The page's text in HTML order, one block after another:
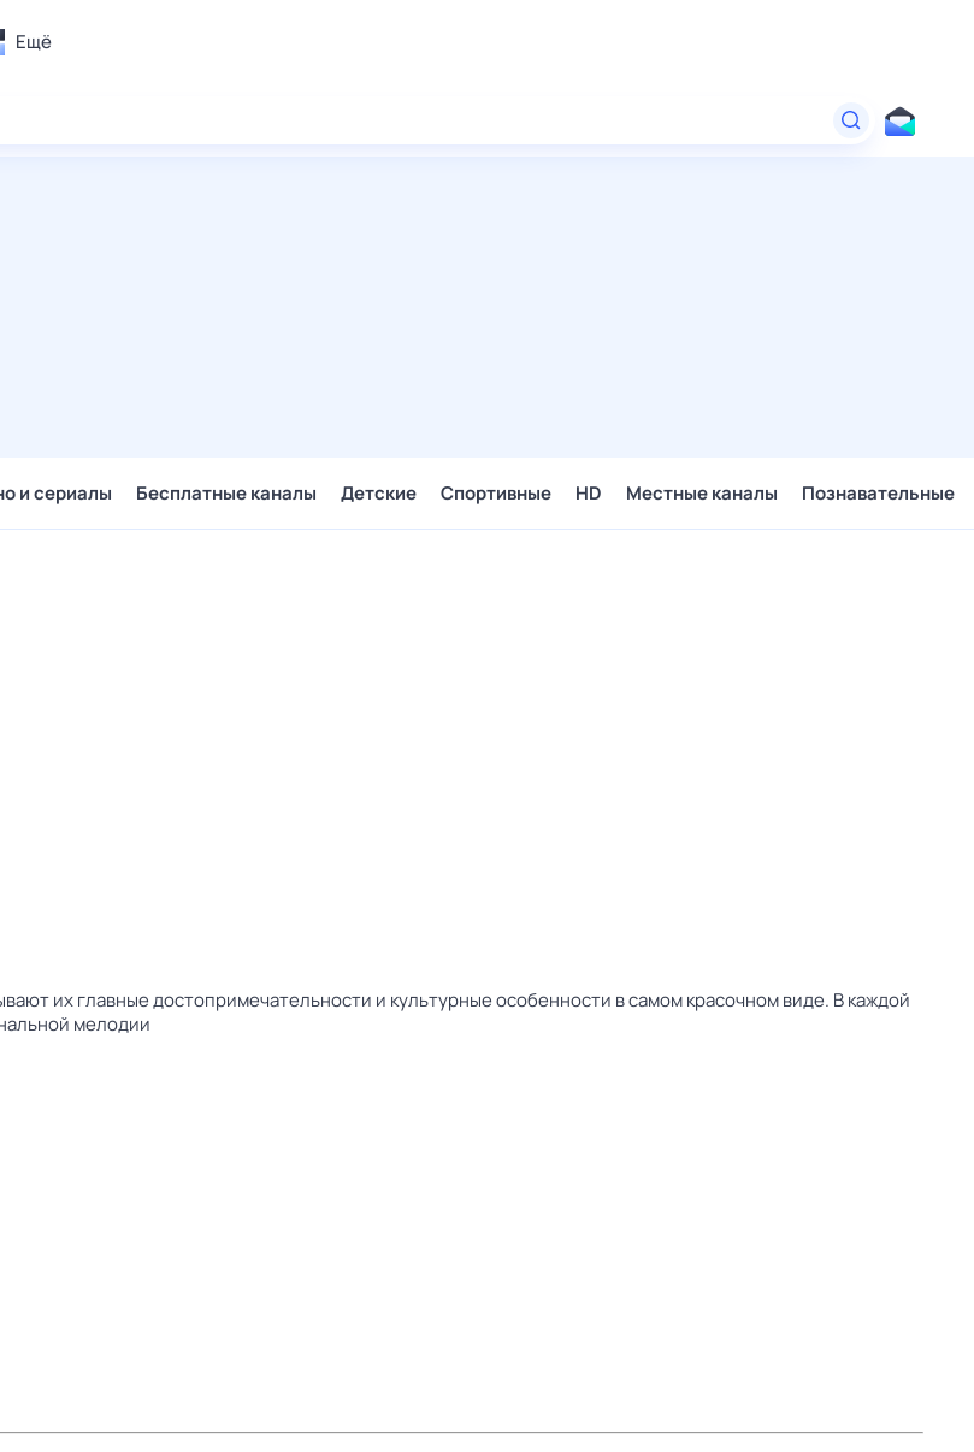
Ещё
и сериалы Бесплатные каналы Детские Спортивные HD Местные каналы Познавательные
их главные достопримечательности и культурные особенности в самом красочном виде. В каждой
мелодии